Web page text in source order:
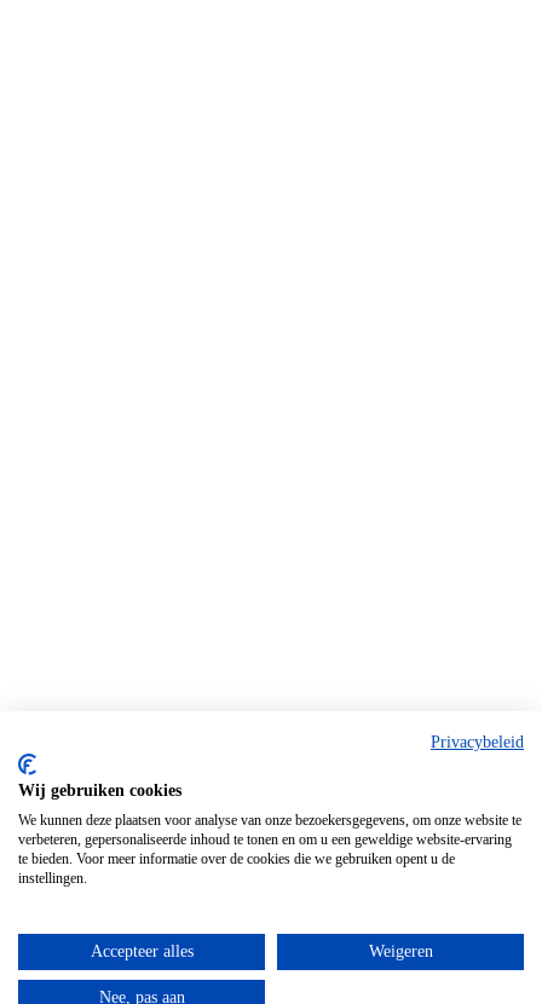
Privacybeleid
Wij gebruiken cookies
We kunnen deze plaatsen voor analyse van onze bezoekersgegevens, om onze website te
verbeteren, gepersonaliseerde inhoud te tonen en om u een geweldige website-ervaring
te bieden. Voor meer informatie over de cookies die we gebruiken opent u de
instellingen.
Accepteer alles Weigeren
Nee, pas aan